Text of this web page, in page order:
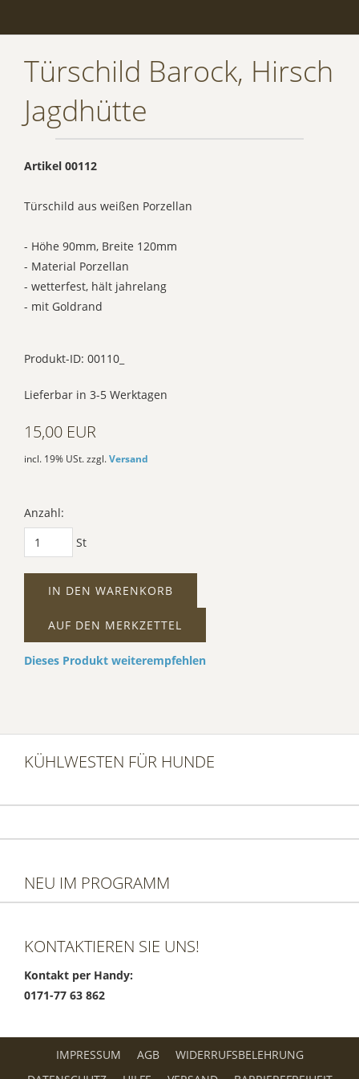
Türschild Barock, Hirsch
Jagdhütte
Artikel 00112
Türschild aus weißen Porzellan
- Höhe 90mm, Breite 120mm
- Material Porzellan
- wetterfest, hält jahrelang
- mit Goldrand
Produkt-ID: 00110_
Lieferbar in 3-5 Werktagen
15,00 EUR
incl. 19% USt. zzgl. Versand
Anzahl:
St
IN DEN WARENKORB
AUF DEN MERKZETTEL
Dieses Produkt weiterempfehlen
KÜHLWESTEN FÜR HUNDE
NEU IM PROGRAMM
KONTAKTIEREN SIE UNS!
Kontakt per Handy:
0171-77 63 862
IMPRESSUM AGB
WIDERRUFSBELEHRUNG